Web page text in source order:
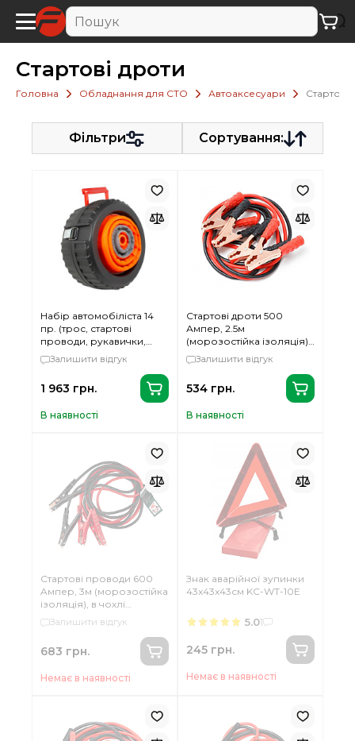
Стартові дроти
Головна Обладнання для СТО Автоаксесуари Стартові
Фільтри Сортування:
Набір автомобіліста 14
пр. (трос, стартові
проводи, рукавички,
жилет, ніж, викрутка,
ізолятора, качконоси,
молоток, сигнальний
ліхтар), кейс ''колесо''
Залишити відгук
1 963 грн.
В наявності
Стартові дроти 500
Ампер, 2.5м
(морозостійка ізоляція),
в чохлі Forsage F-884S525
Залишити відгук
534 грн.
В наявності
Стартові проводи 600
Aмпер, 3м (морозостійка
ізоляція), в чохлі
Rockforce RF-884S6
Залишити відгук
683 грн.
Немає в наявності
Знак аварійної зупинки
43x43x43см KC-WT-10E
5.01
245 грн.
Немає в наявності